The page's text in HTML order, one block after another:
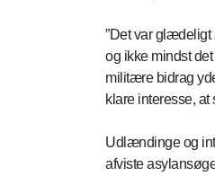
”Det var glædeligt
og ikke mindst
militære bidrag
klare interesse, at
Udlændinge og
afviste